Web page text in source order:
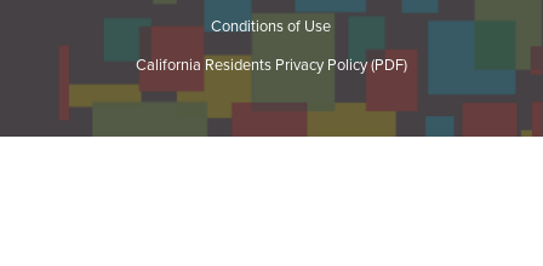
Conditions of Use
California Residents Privacy Policy (PDF)